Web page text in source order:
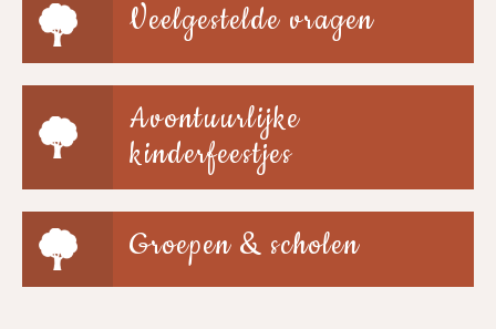
Veelgestelde vragen
Avontuurlijke
kinderfeestjes
Groepen & scholen